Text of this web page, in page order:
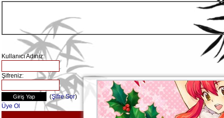
Kullanıcı Adınız:
Şifreniz:
(Şifre Sor)
Üye Ol